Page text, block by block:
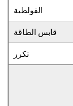
الفولطية
قابس الطاقة
تكرر